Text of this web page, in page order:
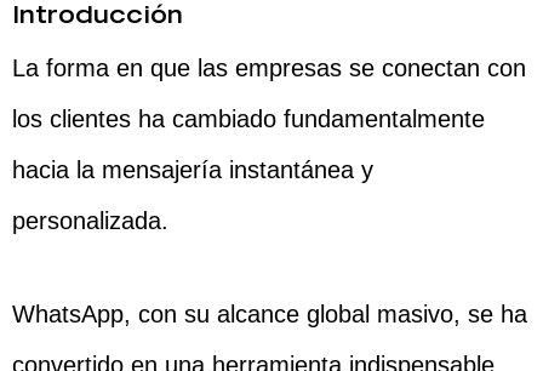
Introducción
La forma en que las empresas se conectan con
los clientes ha cambiado fundamentalmente
hacia la mensajería instantánea y
personalizada.
WhatsApp, con su alcance global masivo, se ha
convertido en una herramienta indispensable